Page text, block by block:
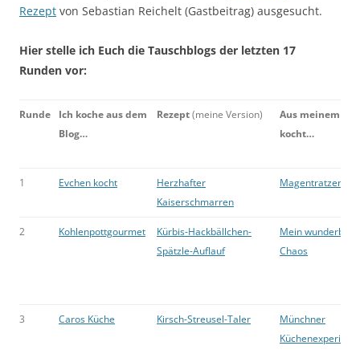
Rezept von Sebastian Reichelt (Gastbeitrag) ausgesucht.
Hier stelle ich Euch die Tauschblogs der letzten 17
Runden vor:
Runde
Ich koche aus dem
Blog…
Rezept(meine Version)
Aus meinem
kocht…
1 Evchen kocht
Herzhafter
Kaiserschmarren
Magentratzerl
2 Kohlenpottgourmet
Kürbis-Hackbällchen-
Spätzle-Auflauf
Mein
Chaos
3 Caros Küche Kirsch-Streusel-Taler
Münchner